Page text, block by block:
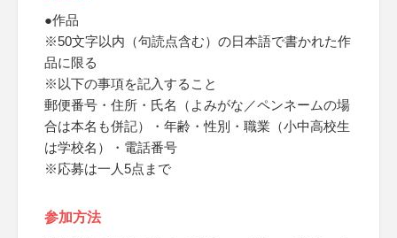
●作品
※50文字以内（句読点含む）の日本語で書かれた作
品に限る
※以下の事項を記入すること
郵便番号・住所・氏名（よみがな／ペンネームの場
合は本名も併記）・年齢・性別・職業（小中高校生
は学校名）・電話番号
※応募は一人5点まで
参加方法